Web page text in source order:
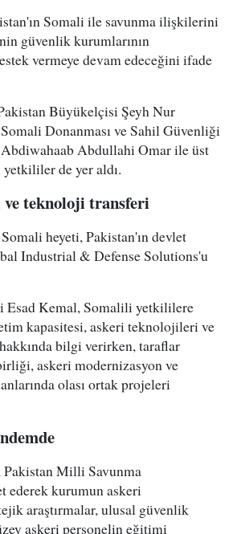
Somali ile savunma ilişkilerini
güvenlik kurumlarının
vermeye devam edeceğini ifade
Büyükelçisi Şeyh Nur
Donanması ve Sahil Güvenliği
Abdullahi Omar ile üst
de yer aldı.
ve teknoloji transferi
heyeti, Pakistan'ın devlet
Industrial & Defense Solutions'u
Esad Kemal, Somalili yetkililere
kapasitesi, askeri teknolojileri ve
bilgi verirken, taraflar
askeri modernizasyon ve
olası ortak projeleri
Pakistan Milli Savunma
ederek kurumun askeri
araştırmalar, ulusal güvenlik
askeri personelin eğitimi